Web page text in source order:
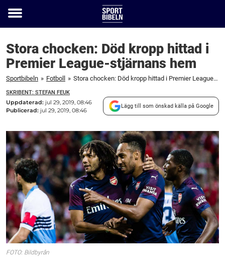
Toggle
Stora chocken: Död kropp hittad i
Premier League-stjärnans hem
Sportbibeln » Fotboll » Stora chocken: Död kropp hittad i Premier League-stjärnans hem
SKRIBENT: STEFAN FEUK
Uppdaterad: jul 29, 2019, 08:46
Publicerad: jul 29, 2019, 08:46
Lägg till som önskad källa på Google
FOTO: Bildbyrån